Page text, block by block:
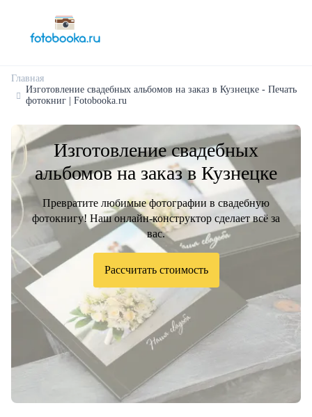
Главная
Изготовление свадебных альбомов на заказ в Кузнецке - Печать
фотокниг | Fotobooka.ru
Изготовление свадебных
альбомов на заказ в Кузнецке
Превратите любимые фотографии в свадебную
фотокнигу! Наш онлайн-конструктор сделает всё за
вас.
Рассчитать стоимость